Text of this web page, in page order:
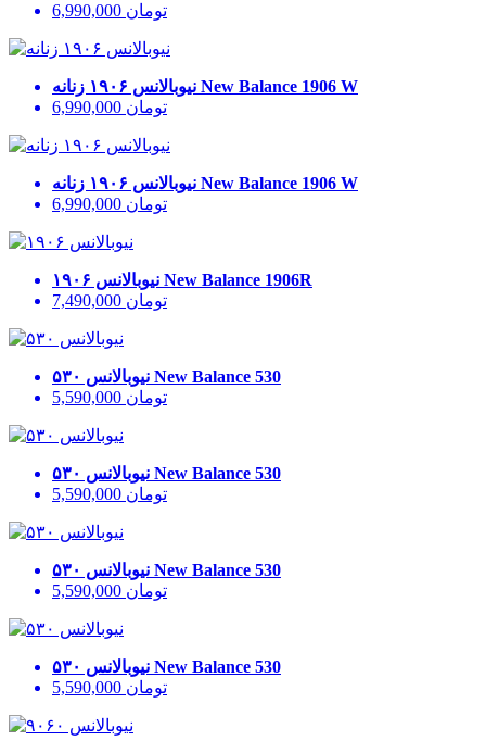
6,990,000 تومان
نیوبالانس ۱۹۰۶ زنانه New Balance 1906 W
6,990,000 تومان
نیوبالانس ۱۹۰۶ زنانه New Balance 1906 W
6,990,000 تومان
نیوبالانس ۱۹۰۶ New Balance 1906R
7,490,000 تومان
نیوبالانس ۵۳۰ New Balance 530
5,590,000 تومان
نیوبالانس ۵۳۰ New Balance 530
5,590,000 تومان
نیوبالانس ۵۳۰ New Balance 530
5,590,000 تومان
نیوبالانس ۵۳۰ New Balance 530
5,590,000 تومان